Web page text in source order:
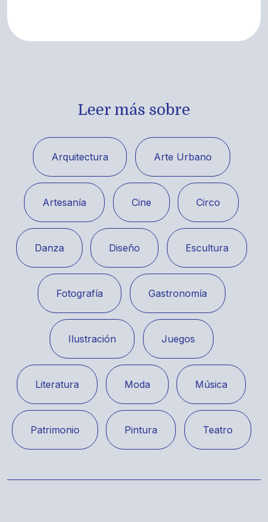
Leer más sobre
Arquitectura Arte Urbano
Artesanía Cine Circo
Danza Diseño Escultura
Fotografía Gastronomía
Ilustración Juegos
Literatura Moda Música
Patrimonio Pintura Teatro